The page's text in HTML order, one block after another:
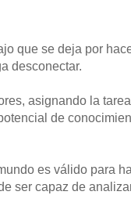
que se deja por
desconectar.
asignando la
de
es válido para
ser capaz de